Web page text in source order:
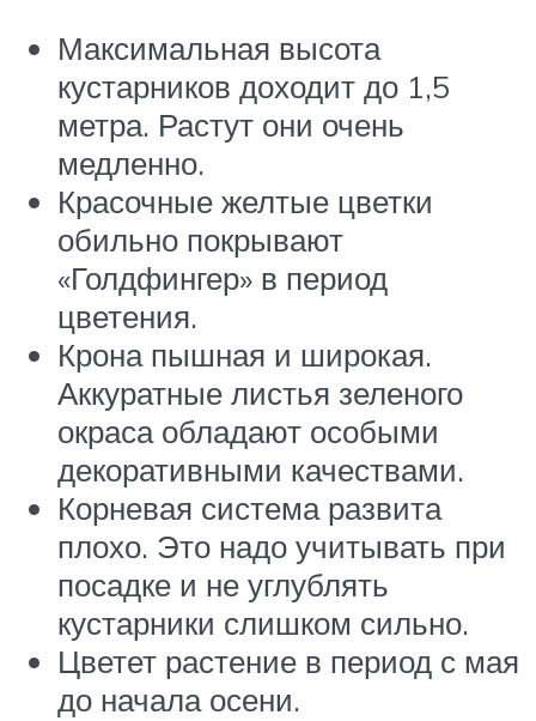
Максимальная высота
кустарников доходит до 1,5
метра. Растут они очень
медленно.
Красочные желтые цветки
обильно покрывают
«Голдфингер» в период
цветения.
Крона пышная и широкая.
Аккуратные листья зеленого
окраса обладают особыми
декоративными качествами.
Корневая система развита
плохо. Это надо учитывать при
посадке и не углублять
кустарники слишком сильно.
Цветет растение в период с мая
до начала осени.